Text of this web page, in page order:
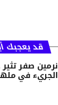
قد يعجبك
نرمين صفر
الجريء في